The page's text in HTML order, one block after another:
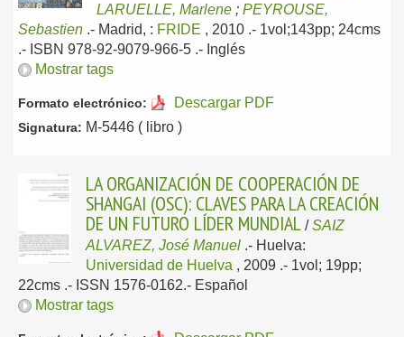
LARUELLE, Marlene ; PEYROUSE,
Sebastien .- Madrid, : FRIDE , 2010 .- 1vol;143pp; 24cms
.- ISBN 978-92-9079-966-5 .- Inglés
Mostrar tags
Formato electrónico: Descargar PDF
Signatura: M-5446 ( libro )
LA ORGANIZACIÓN DE COOPERACIÓN DE
SHANGAI (OSC): CLAVES PARA LA CREACIÓN
DE UN FUTURO LÍDER MUNDIAL /SAIZ
ALVAREZ, José Manuel .- Huelva:
Universidad de Huelva , 2009 .- 1vol; 19pp;
22cms .- ISSN 1576-0162.- Español
Mostrar tags